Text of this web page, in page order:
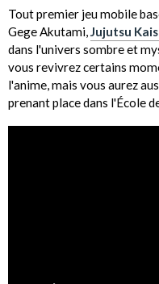
Tout premier jeu mobile
Gege Akutami,Jujutsu
dans l'univers sombre et
vous revivrez certains
l'anime, mais vous aurez
prenant place dans l'École